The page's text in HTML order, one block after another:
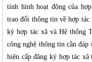
tình hình hoạt động của
trao đổi thông tin về hợp tác
ký hợp tác xã và Hệ thống
công nghệ thông tin cần
hiện cấp đăng ký hợp tác